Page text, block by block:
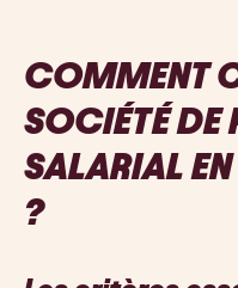
COMMENT
SOCIÉTÉ DE
SALARIAL
?